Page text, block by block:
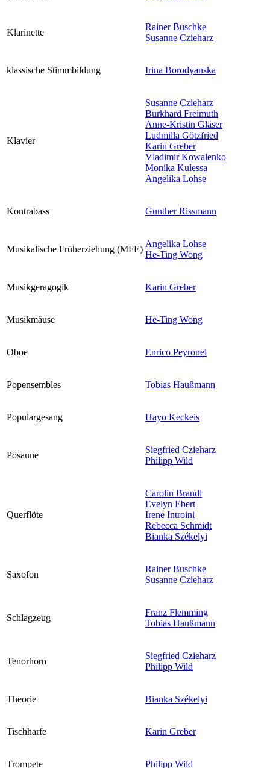
Klarinette
Rainer Buschke
Susanne Czieharz
klassische Stimmbildung Irina Borodyanska
Klavier
Susanne Czieharz
Burkhard Freimuth
Anne-Kristin Gläser
Ludmilla Götzfried
Karin Greber
Vladimir Kowalenko
Monika Kulessa
Angelika Lohse
Kontrabass Gunther Rissmann
Musikalische Früherziehung (MFE)
Angelika Lohse
He-Ting Wong
Musikgeragogik Karin Greber
Musikmäuse He-Ting Wong
Oboe Enrico Peyronel
Popensembles Tobias Haußmann
Populargesang Hayo Keckeis
Posaune
Siegfried Czieharz
Philipp Wild
Querflöte
Carolin Brandl
Evelyn Ebert
Irene Introini
Rebecca Schmidt
Bianka Székelyi
Saxofon
Rainer Buschke
Susanne Czieharz
Schlagzeug
Franz Flemming
Tobias Haußmann
Tenorhorn
Siegfried Czieharz
Philipp Wild
Theorie Bianka Székelyi
Tischharfe Karin Greber
Trompete Philipp Wild